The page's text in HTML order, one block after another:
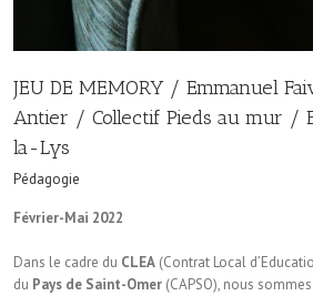
JEU DE MEMORY / Emmanuel
Antier / Collectif Pieds au mur /
la-Lys
Pédagogie
Février-Mai 2022
Dans le cadre du CLEA (Contrat Local
du Pays de Saint-Omer (CAPSO), nous